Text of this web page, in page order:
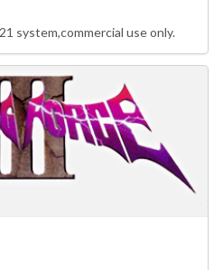
system,commercial use only.